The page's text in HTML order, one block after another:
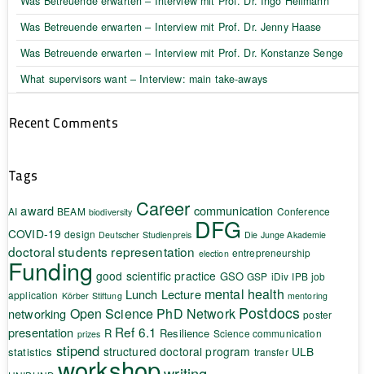
Was Betreuende erwarten – Interview mit Prof. Dr. Jenny Haase
Was Betreuende erwarten – Interview mit Prof. Dr. Konstanze Senge
What supervisors want – Interview: main take-aways
Recent Comments
Tags
AI award BEAM biodiversity Career communication Conference
COVID-19 design Deutscher Studienpreis DFG Die Junge Akademie
doctoral students representation election entrepreneurship
Funding good scientific practice GSO GSP iDiv IPB job
application Körber Stiftung Lunch Lecture mental health mentoring
networking Open Science PhD Network Postdocs poster
presentation prizes R Ref 6.1 Resilience Science communication
statistics stipend structured doctoral program transfer ULB